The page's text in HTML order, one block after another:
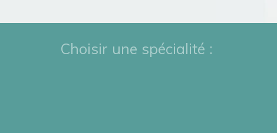
Choisir une spécialité :